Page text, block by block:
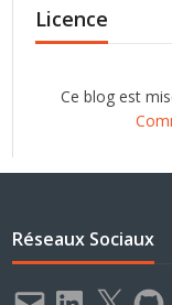
Licence
Ce blog est
Réseaux Sociaux
E- LinkedIn
X